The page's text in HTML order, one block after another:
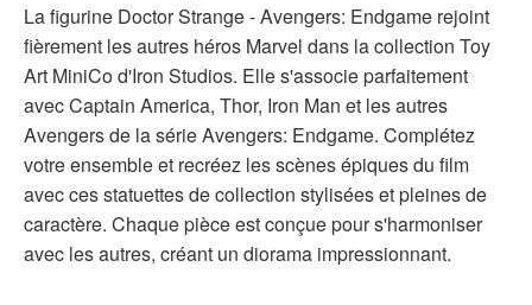
La figurine Doctor Strange - Avengers: Endgame rejoint
fièrement les autres héros Marvel dans la collection Toy
Art MiniCo d'Iron Studios. Elle s'associe parfaitement
avec Captain America, Thor, Iron Man et les autres
Avengers de la série Avengers: Endgame. Complétez
votre ensemble et recréez les scènes épiques du film
avec ces statuettes de collection stylisées et pleines de
caractère. Chaque pièce est conçue pour s'harmoniser
avec les autres, créant un diorama impressionnant.